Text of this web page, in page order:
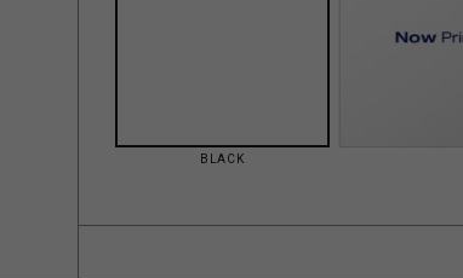
BLACK